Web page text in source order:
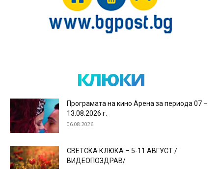
клюки
Програмата на кино Арена за периода 07 –
13.08.2026 г.
06.08.2026
СВЕТСКА КЛЮКА – 5-11 АВГУСТ /
ВИДЕОПОЗДРАВ/